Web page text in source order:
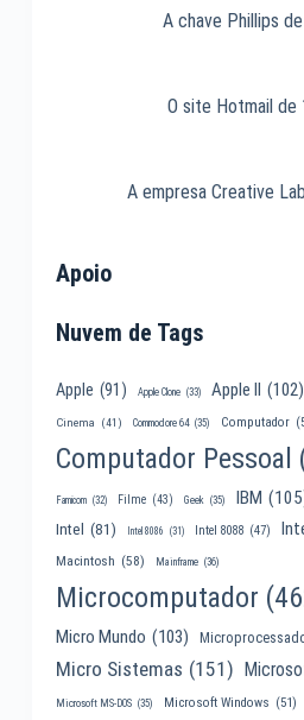
A chave Phillips
O site Hotmail de
A empresa Creative
Apoio
Nuvem de Tags
Apple (91) Apple Clone (33) Apple II (102)
Cinema (41) Commodore 64 (35) Computador
Computador Pessoal
Famicom (32) Filme (43) Geek (35) IBM
Intel (81) Intel 8086 (31) Intel 8088 (47)
Macintosh (58) Mainframe (36)
Microcomputador
Micro Mundo (103)
Micro Sistemas (151)
Microsoft MS-DOS (35) Microsoft Windows (51)